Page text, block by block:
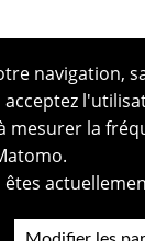
navigation,
mesurer la
êtes